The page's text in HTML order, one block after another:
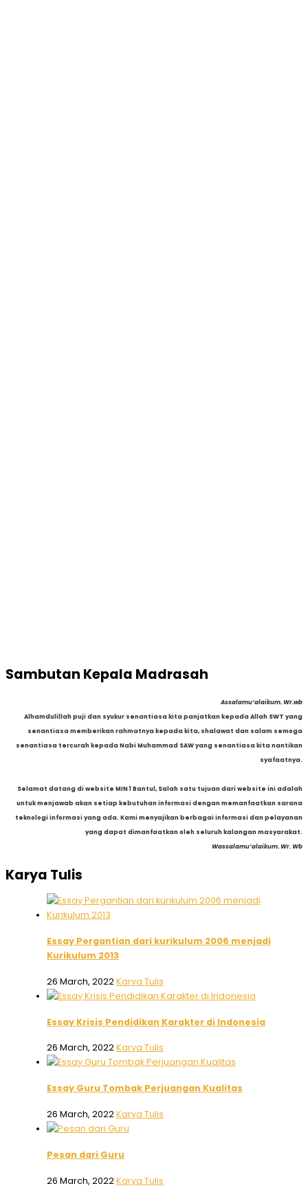
Sambutan Kepala Madrasah
Assalamu’alaikum. Wr.wb
Alhamdulillah puji dan syukur senantiasa kita panjatkan kepada Allah SWT yang
senantiasa memberikan rahmatnya kepada kita, shalawat dan salam semoga
senantiasa tercurah kepada Nabi Muhammad SAW yang senantiasa kita nantikan
syafaatnya.
Selamat datang di website MIN 1 Bantul, Salah satu tujuan dari website ini adalah
untuk menjawab akan setiap kebutuhan informasi dengan memanfaatkan sarana
teknologi informasi yang ada. Kami menyajikan berbagai informasi dan pelayanan
yang dapat dimanfaatkan oleh seluruh kalangan masyarakat.
Wassalamu’alaikum. Wr. Wb
Karya Tulis
Essay Pergantian dari kurikulum 2006 menjadi
Kurikulum 2013
26 March, 2022Karya Tulis
Essay Krisis Pendidikan Karakter di Indonesia
26 March, 2022Karya Tulis
Essay Guru Tombak Perjuangan Kualitas
26 March, 2022Karya Tulis
Pesan dari Guru
26 March, 2022Karya Tulis